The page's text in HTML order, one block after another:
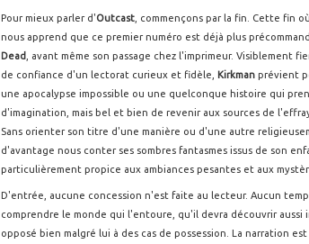
Pour mieux parler d'Outcast , commençons par la fin. Cette fin
nous apprend que ce premier numéro est déjà plus
Dead
, avant même son passage chez l'imprimeur. Visiblement
de confiance d'un lectorat curieux et fidèle, Kirkman prévient
une apocalypse impossible ou une quelconque histoire qui
d'imagination, mais bel et bien de revenir aux sources de
Sans orienter son titre d'une manière ou d'une autre
d'avantage nous conter ses sombres fantasmes issus de son
particulièrement propice aux ambiances pesantes et aux
D'entrée, aucune concession n'est faite au lecteur. Aucun
comprendre le monde qui l'entoure, qu'il devra découvrir
opposé bien malgré lui à des cas de possession. La narration